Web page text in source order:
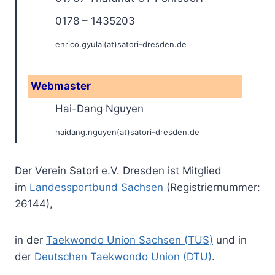
0178 – 1435203
enrico.gyulai(at)satori-dresden.de
Webmaster
Hai-Dang Nguyen
haidang.nguyen(at)satori-dresden.de
Der Verein Satori e.V. Dresden ist Mitglied
im Landessportbund Sachsen (Registriernummer:
26144),
in der Taekwondo Union Sachsen (TUS) und in
der Deutschen Taekwondo Union (DTU).